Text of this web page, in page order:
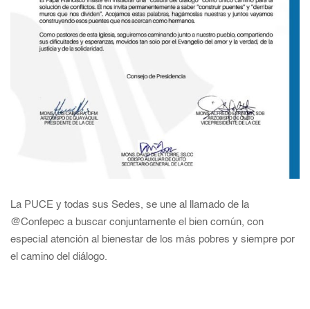
La PUCE y todas sus Sedes, se une al llamado de la
@Confepec a buscar conjuntamente el bien común, con
especial atención al bienestar de los más pobres y siempre por
el camino del diálogo.